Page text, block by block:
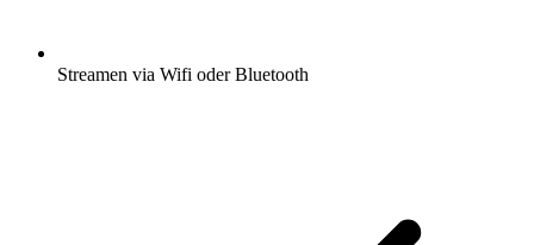
Streamen via Wifi oder Bluetooth